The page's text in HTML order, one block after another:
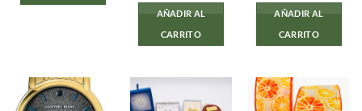
AÑADIR AL
CARRITO
AÑADIR AL
CARRITO